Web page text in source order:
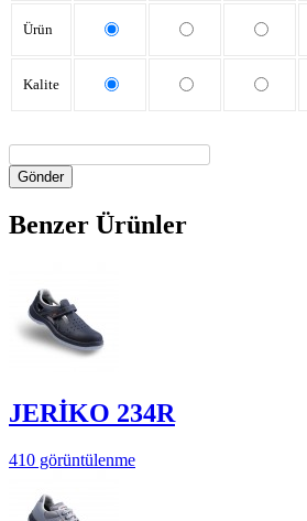
Ürün
Kalite
Gönder
Benzer Ürünler
JERİKO 234R
410 görüntülenme